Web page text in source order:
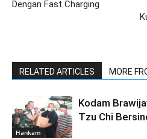
Dengan Fast Charging
RELATED ARTICLES MORE
Hankam
Kodam
Tzu Chi